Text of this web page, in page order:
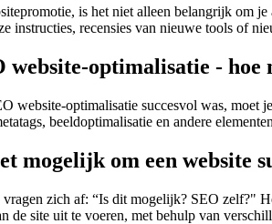
is het niet alleen belangrijk om
instructies, recensies van nieuwe tools of
website-optimalisatie - hoe
website-optimalisatie succesvol was, moet
beeldoptimalisatie en andere
mogelijk om een ​​website
vragen zich af: “Is dit mogelijk? SEO zelf?"
de site uit te voeren, met behulp van